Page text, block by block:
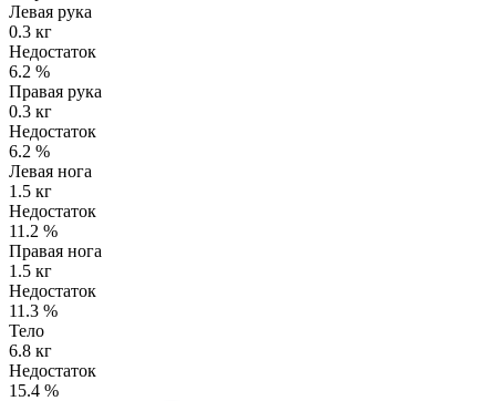
Левая рука
0.3 кг
Недостаток
6.2 %
Правая рука
0.3 кг
Недостаток
6.2 %
Левая нога
1.5 кг
Недостаток
11.2 %
Правая нога
1.5 кг
Недостаток
11.3 %
Тело
6.8 кг
Недостаток
15.4 %